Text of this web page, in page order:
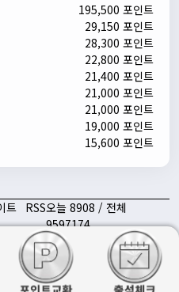
195,500 포인트
29,150 포인트
28,300 포인트
22,800 포인트
21,400 포인트
21,000 포인트
21,000 포인트
19,000 포인트
15,600 포인트
트
RSS오늘 8908 / 전체
9597174
대표 토토 커뮤니티 ⓒ All rights